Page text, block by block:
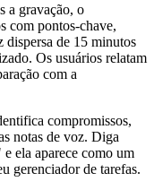
a gravação, o
com pontos-chave,
dispersa de 15 minutos
Os usuários relatam
com a
compromissos,
notas de voz. Diga
ela aparece como um
gerenciador de tarefas.